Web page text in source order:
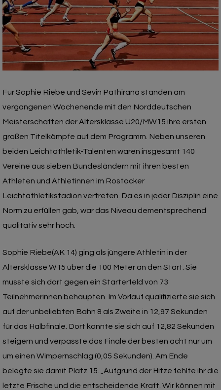
Für Sophie Riebe und Sevin Pathirana standen am
vergangenen Wochenende mit den Norddeutschen
Meisterschaften der Altersklasse U20/MW15 ihre ersten
großen Titelkämpfe auf dem Programm. Neben unseren
beiden Leichtathletik-Talenten waren insgesamt 140
Vereine aus sieben Bundesländern mit ihren besten
Athleten und Athletinnen im Rostocker
Leichtathletikstadion vertreten. Da es in jeder Disziplin eine
Norm zu erfüllen gab, war das Niveau dementsprechend
qualitativ sehr hoch.
Sophie Riebe(AK 14) ging als jüngere Athletin in der
Altersklasse W15 über die 100 Meter an den Start. Sie
musste sich dort gegen ein Starterfeld von 73
Teilnehmerinnen behaupten. Im Vorlauf qualifizierte sie sich
auf der unbeliebten Bahn 8 als Zweite in 12,97 Sekunden
für das Halbfinale. Dort konnte sie sich auf 12,82 Sekunden
steigern und verpasste das Finale der besten acht nur um
um einen Wimpernschlag (0,05 Sekunden). Am Ende
belegte sie damit Platz 15. „Aufgrund der Hitze fehlte ihr die
letzte Frische und die entscheidende Kraft. Wir können mit